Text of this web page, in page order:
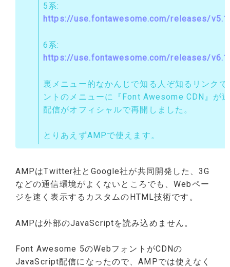
5系:
https://use.fontawesome.com/releases/
6系:
https://use.fontawesome.com/releases/
裏メニュー的なかんじで知る人ぞ知るリンク
ントのメニューに『Font Awesome CDN』が
配信がオフィシャルで再開しました。
とりあえずAMPで使えます。
AMPはTwitter社とGoogle社が共同開発した、3G
などの通信環境がよくないところでも、Webペー
ジを速く表示するカスタムのHTML技術です。
AMPは外部のJavaScriptを読み込めません。
Font Awesome 5のWebフォントがCDNの
JavaScript配信になったので、AMPでは使えなく